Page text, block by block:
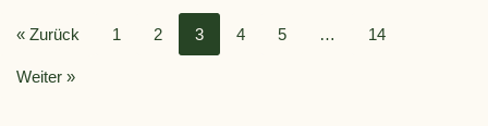
« Zurück 1 2 3 4 5 … 14
Weiter »